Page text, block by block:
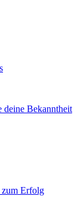
deine Bekanntheit
zum Erfolg